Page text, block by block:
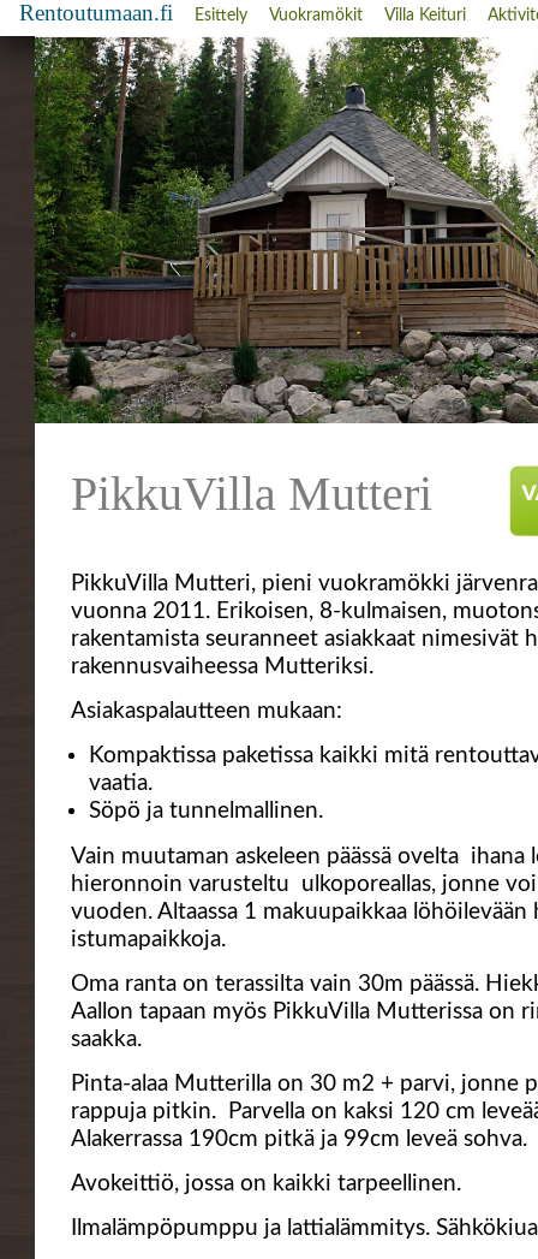
Rentoutumaan.fi Esittely Vuokramökit Villa Keituri
PikkuVilla Mutteri
PikkuVilla Mutteri, pieni vuokramökki
vuonna 2011. Erikoisen, 8-kulmaisen,
rakentamista seuranneet asiakkaat nimesivät
rakennusvaiheessa Mutteriksi.
Asiakaspalautteen mukaan:
Kompaktissa paketissa kaikki mitä
vaatia.
Söpö ja tunnelmallinen.
Vain muutaman askeleen päässä ovelta
hieronnoin varusteltu ulkoporeallas, jonne
vuoden. Altaassa 1 makuupaikkaa löhöilevään
istumapaikkoja.
Oma ranta on terassilta vain 30m päässä.
Aallon tapaan myös PikkuVilla Mutterissa on
saakka.
Pinta-alaa Mutterilla on 30 m2 + parvi, jonne
rappuja pitkin. Parvella on kaksi 120 cm
Alakerrassa 190cm pitkä ja 99cm leveä sohva.
Avokeittiö, jossa on kaikki tarpeellinen.
Ilmalämpöpumppu ja lattialämmitys.